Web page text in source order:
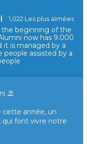
1,022 Les plus aimées
beginning of the
now has 9.000
it is managed by a
people assisted by a
⛱️
cette année, un
font vivre notre